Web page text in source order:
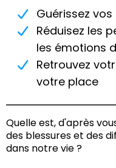
Guérissez
Réduisez les
les émotions
Retrouvez
votre place
Quelle est, d'après
des blessures et des
dans notre vie ?